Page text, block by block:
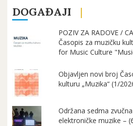
DOGAĐAJI
POZIV ZA RADOVE /
Časopis za muzičku
for Music Culture
Objavljen novi broj
kulturu „Muzika“ (1/
Održana sedma
elektroničke muzike –